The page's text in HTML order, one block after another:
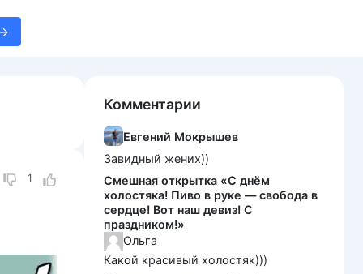
1
Комментарии
Евгений Мокрышев
Завидный жених))
Смешная открытка «С днём
холостяка! Пиво в руке — свобода в
сердце! Вот наш девиз! С
праздником!»
Ольга
Какой красивый холостяк)))